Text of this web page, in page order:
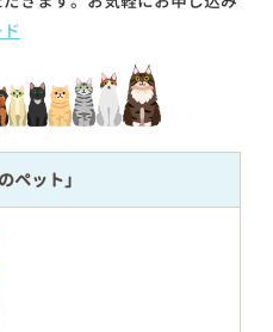
ペット」